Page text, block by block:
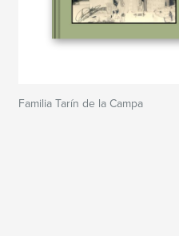
Familia Tarín de la Campa